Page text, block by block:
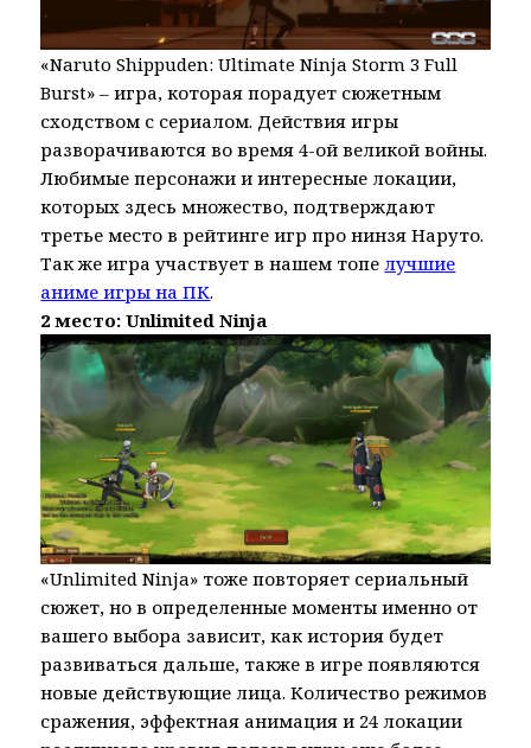
«Naruto Shippuden: Ultimate Ninja Storm 3 Full
Burst» – игра, которая порадует сюжетным
сходством с сериалом. Действия игры
разворачиваются во время 4-ой великой войны.
Любимые персонажи и интересные локации,
которых здесь множество, подтверждают
третье место в рейтинге игр про нинзя Наруто.
Так же игра участвует в нашем топе лучшие
аниме игры на ПК.
2 место: Unlimited Ninja
«Unlimited Ninja» тоже повторяет сериальный
сюжет, но в определенные моменты именно от
вашего выбора зависит, как история будет
развиваться дальше, также в игре появляются
новые действующие лица. Количество режимов
сражения, эффектная анимация и 24 локации